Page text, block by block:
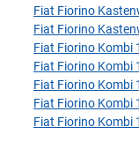
Fiat Fiorino
Fiat Fiorino
Fiat Fiorino Kombi
Fiat Fiorino Kombi
Fiat Fiorino Kombi
Fiat Fiorino Kombi
Fiat Fiorino Kombi